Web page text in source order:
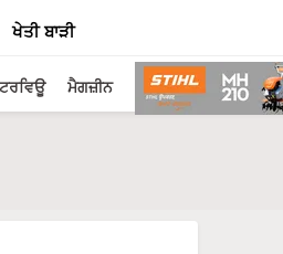
ਖੇਤੀ ਬਾੜੀ
ਮੈਗਜ਼ੀਨ